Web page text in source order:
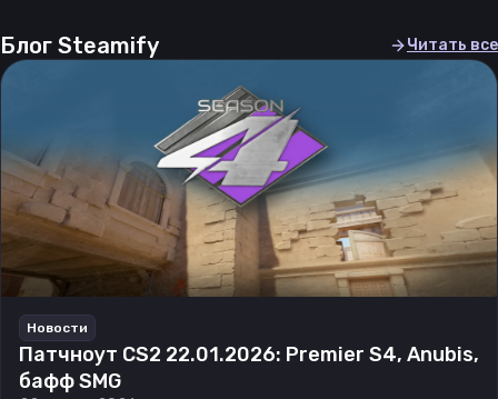
Блог Steamify Читать все
Новости
Патчноут CS2 22.01.2026: Premier S4, Anubis,
бафф SMG